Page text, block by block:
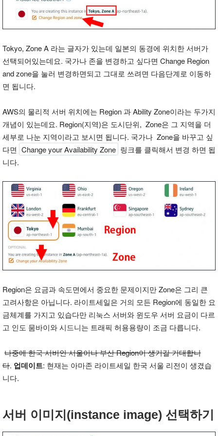
Tokyo, Zone A 라는 글자가 있는데 일본의 동경에 위치한 서버가
선택되어있는데요. 국가나 존을 변경하고 싶다면 Change Region
and zone을 눌러 변경하면되고 그대로 쓰려면 다음단계로 이동하
면 됩니다.
AWS의 물리적 서버 위치에는 Region 과 Ability Zone이라는 두가지
개념이 있는데요. Region(지역)은 도시단위, Zone은 그 지역을 더
세부로 나눈 지역이라고 보시면 됩니다. 국가나 Zone을 바꾸고 싶
다면 Change your Availability Zone 링크를 클릭해서 변경 하면 됩
니다.
Region은 요금과 속도면에서 중요한 문제이지만 Zone은 그리 큰
고려사항은 아닙니다. 라이트세일은 거의 모든 Region에 동일한 요
금체계를 가지고 있습다만 리눅스 서버와 윈도우 서버 요금이 다르
고 인도 뭄바이와 시드니는 트래픽 허용용량이 조금 다릅니다.
나중에 한국 서버인 서울이나 부산 Region이 생기길 기대합니
다. 업데이트: 현재는 아마존 라이트세일 한국 서울 리전이 생겼습
니다.
서버 이미지(instance image) 선택하기